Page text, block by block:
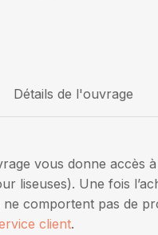
Détails de l'ouvrage
vous donne accès
liseuses). Une fois
comportent pas de
client.